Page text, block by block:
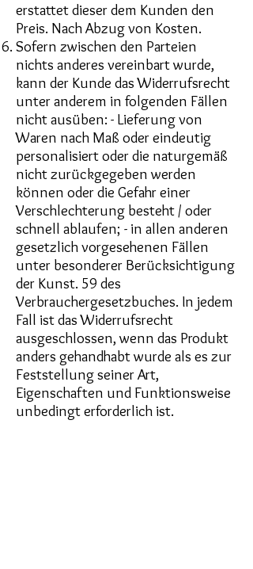
erstattet dieser dem Kunden den
Preis. Nach Abzug von Kosten.
Sofern zwischen den Parteien
nichts anderes vereinbart wurde,
kann der Kunde das Widerrufsrecht
unter anderem in folgenden Fällen
nicht ausüben: - Lieferung von
Waren nach Maß oder eindeutig
personalisiert oder die naturgemäß
nicht zurückgegeben werden
können oder die Gefahr einer
Verschlechterung besteht / oder
schnell ablaufen; - in allen anderen
gesetzlich vorgesehenen Fällen
unter besonderer Berücksichtigung
der Kunst. 59 des
Verbrauchergesetzbuches. In jedem
Fall ist das Widerrufsrecht
ausgeschlossen, wenn das Produkt
anders gehandhabt wurde als es zur
Feststellung seiner Art,
Eigenschaften und Funktionsweise
unbedingt erforderlich ist.